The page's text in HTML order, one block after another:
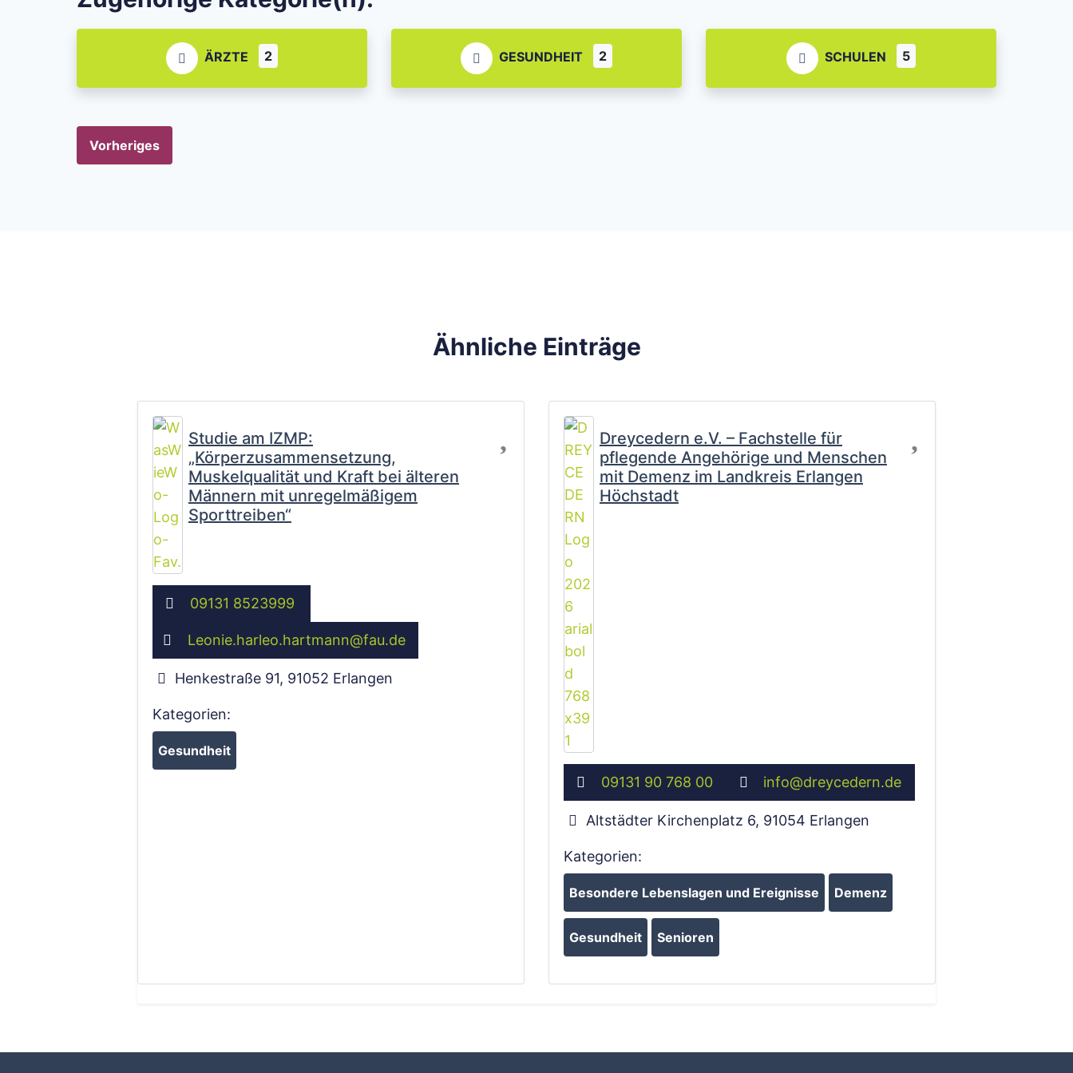
ÄRZTE 2 GESUNDHEIT 2 SCHULEN 5
Vorheriges
Ähnliche Einträge
Studie am IZMP:
„Körperzusammensetzung,
Muskelqualität und Kraft bei älteren
Männern mit unregelmäßigem
Sporttreiben“
09131 8523999
Leonie.harleo.hartmann@fau.de
Henkestraße 91, 91052 Erlangen
Kategorien:
Gesundheit
Dreycedern e.V. – Fachstelle für
pflegende Angehörige und Menschen
mit Demenz im Landkreis Erlangen
Höchstadt
09131 90 768 00 info@dreycedern.de
Altstädter Kirchenplatz 6, 91054 Erlangen
Kategorien:
Besondere Lebenslagen und Ereignisse Demenz
Gesundheit Senioren